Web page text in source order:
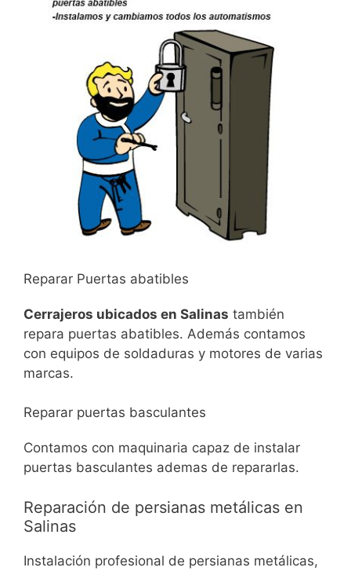
Reparar Puertas abatibles
Cerrajeros ubicados en Salinas también
repara puertas abatibles. Además contamos
con equipos de soldaduras y motores de varias
marcas.
Reparar puertas basculantes
Contamos con maquinaria capaz de instalar
puertas basculantes ademas de repararlas.
Reparación de persianas metálicas en
Salinas
Instalación profesional de persianas metálicas,